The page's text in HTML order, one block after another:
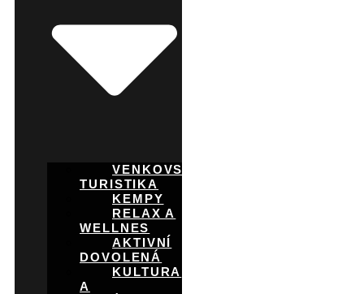
VENKOVSKÁ
TURISTIKA
KEMPY
RELAX A
WELLNES
AKTIVNÍ
DOVOLENÁ
KULTURA
A